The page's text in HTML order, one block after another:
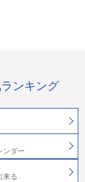
ンキング
ンダー
来る